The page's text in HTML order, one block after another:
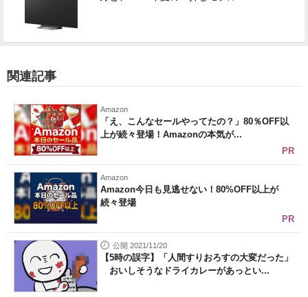
関連記事
Amazon
「え、こんなセールやってたの？」80％OFF以
上が続々登場！Amazonの本気が...
PR
Amazon
Amazon今日も見逃せない！80%OFF以上が
続々登場
PR
公開 2021/11/20
【5時の誤字】「人間すりおろすの大変だった」
おいしそうなドライカレーがあっとい...